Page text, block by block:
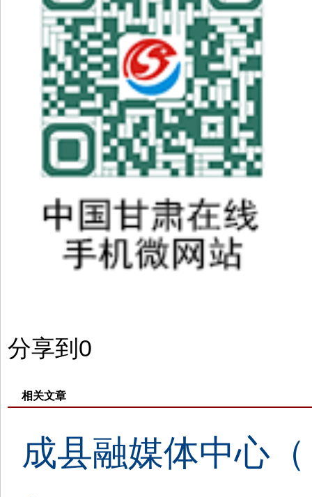
分享到0
相关文章
成县融媒体中心